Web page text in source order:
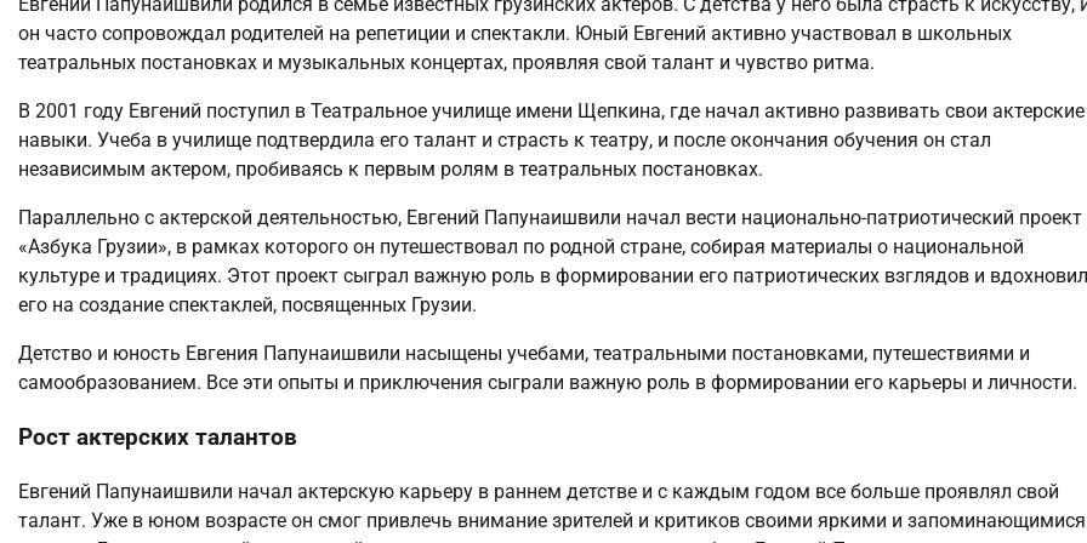
он часто сопровождал родителей на репетиции и спектакли. Юный Евгений активно участвовал в школьных
театральных постановках и музыкальных концертах, проявляя свой талант и чувство ритма.
В 2001 году Евгений поступил в Театральное училище имени Щепкина, где начал активно развивать свои актерские
навыки. Учеба в училище подтвердила его талант и страсть к театру, и после окончания обучения он стал
независимым актером, пробиваясь к первым ролям в театральных постановках.
Параллельно с актерской деятельностью, Евгений Папунаишвили начал вести национально-патриотический проект
«Азбука Грузии», в рамках которого он путешествовал по родной стране, собирая материалы о национальной
культуре и традициях. Этот проект сыграл важную роль в формировании его патриотических взглядов и вдохновил
его на создание спектаклей, посвященных Грузии.
Детство и юность Евгения Папунаишвили насыщены учебами, театральными постановками, путешествиями и
самообразованием. Все эти опыты и приключения сыграли важную роль в формировании его карьеры и личности.
Рост актерских талантов
Евгений Папунаишвили начал актерскую карьеру в раннем детстве и с каждым годом все больше проявлял свой
талант. Уже в юном возрасте он смог привлечь внимание зрителей и критиков своими яркими и запоминающимися